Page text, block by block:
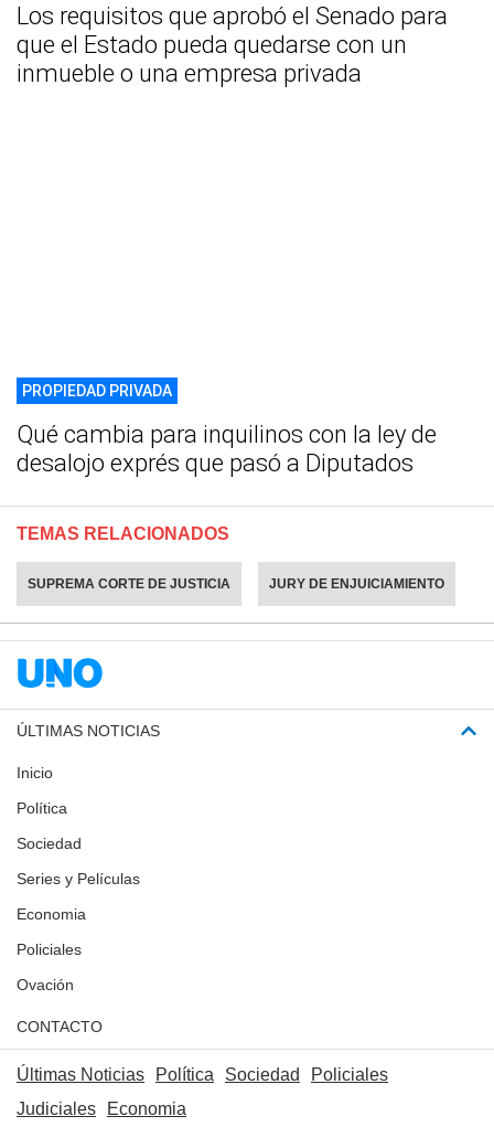
Los requisitos que aprobó el Senado para
que el Estado pueda quedarse con un
inmueble o una empresa privada
PROPIEDAD PRIVADA
Qué cambia para inquilinos con la ley de
desalojo exprés que pasó a Diputados
TEMAS RELACIONADOS
SUPREMA CORTE DE JUSTICIA JURY DE ENJUICIAMIENTO
ÚLTIMAS NOTICIAS
Inicio
Política
Sociedad
Series y Películas
Economia
Policiales
Ovación
CONTACTO
Últimas Noticias Política Sociedad
Policiales
Judiciales
Economia